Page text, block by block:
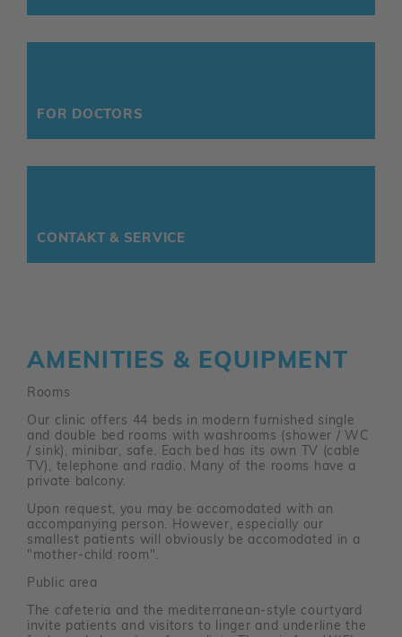
FOR DOCTORS
CONTAKT & SERVICE
AMENITIES & EQUIPMENT
Rooms
Our clinic offers 44 beds in modern furnished single
and double bed rooms with washrooms (shower / WC
/ sink), minibar, safe. Each bed has its own TV (cable
TV), telephone and radio. Many of the rooms have a
private balcony.
Upon request, you may be accomodated with an
accompanying person. However, especially our
smallest patients will obviously be accomodated in a
"mother-child room".
Public area
The cafeteria and the mediterranean-style courtyard
invite patients and visitors to linger and underline the